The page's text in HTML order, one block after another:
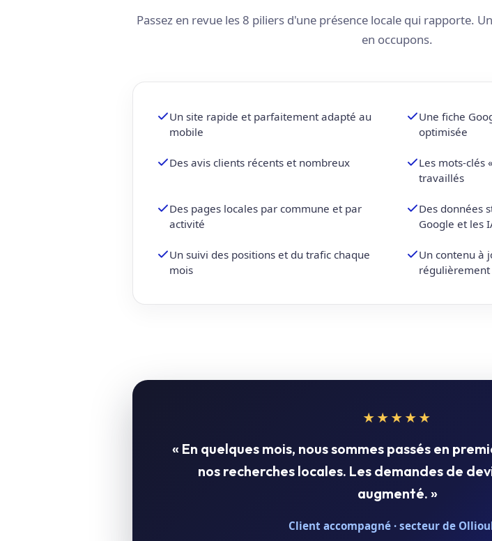
Passez en revue les 8 piliers d'une présence locale qui rapporte.
en occupons.
Un site rapide et parfaitement adapté au
mobile
Une fiche
optimisée
Des avis clients récents et nombreux
Les mots-clés
travaillés
Des pages locales par commune et par
activité
Des données
Google et les
Un suivi des positions et du trafic chaque
mois
Un contenu à
régulièrement
★★★★★
« En quelques mois, nous sommes passés en
nos recherches locales. Les demandes de
augmenté. »
Client accompagné · secteur de